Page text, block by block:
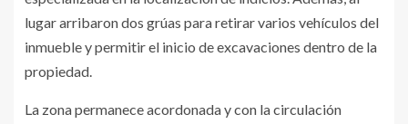
lugar arribaron dos grúas para retirar varios vehículos del
inmueble y permitir el inicio de excavaciones dentro de la
propiedad.
La zona permanece acordonada y con la circulación